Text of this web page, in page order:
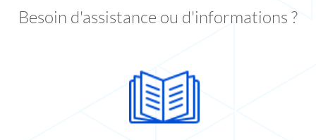
Besoin d'assistance ou d'informations ?